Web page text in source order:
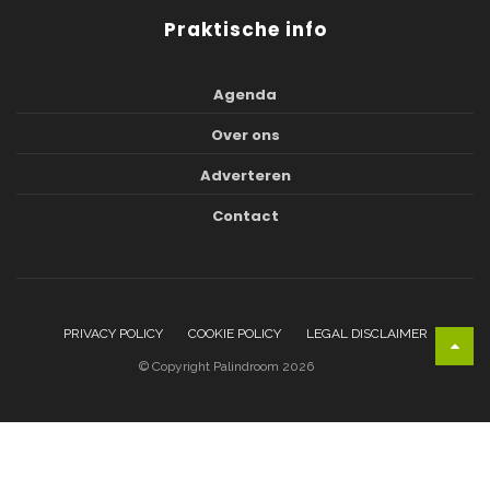
Praktische info
Agenda
Over ons
Adverteren
Contact
PRIVACY POLICY COOKIE POLICY LEGAL DISCLAIMER
© Copyright Palindroom 2026